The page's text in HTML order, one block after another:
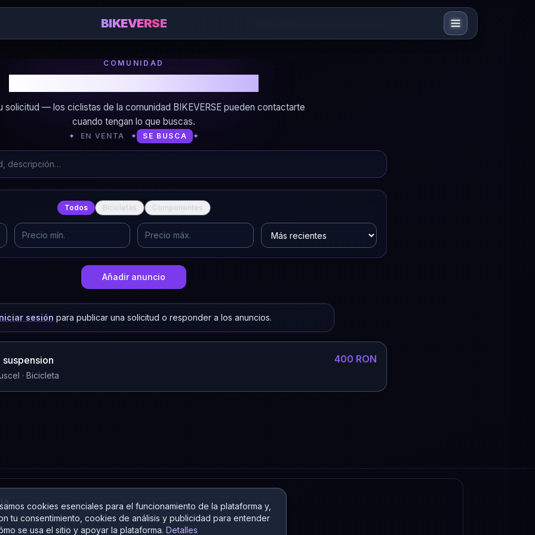
cookies esenciales para el funcionamiento de la plataforma y,
tu consentimiento, cookies de análisis y publicidad para entender
se usa el sitio y apoyar la plataforma. Detalles
BIKEVERSE
COMUNIDAD
solicitud — los ciclistas de la comunidad BIKEVERSE pueden contactarte
cuando tengan lo que buscas.
✦ EN VENTA ✦ SE BUSCA ✦
Todos Bicicletas Componentes
Añadir anuncio
sesión para publicar una solicitud o responder a los anuncios.
· Bicicleta
400 RON
PAÍSES: